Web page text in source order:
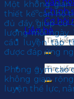
Chính
Cơ hội
Liên hệ
Một không
thiết kế căn hộ
đủ đầy, giúp cư
lượng mỗi
cầu luyện tập
được đáp ứng
Phòng gym cao
không gian
luyện thể lực,